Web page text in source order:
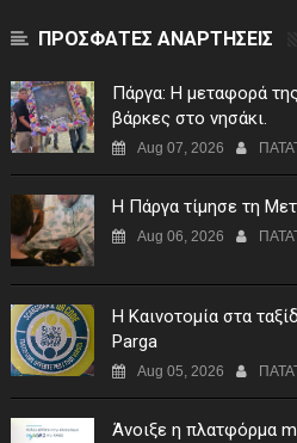
ΠΡΟΣΦΑΤΕΣ ΑΝΑΡΤΗΣΕΙΣ
Πάργα: Η μεταφορά
βάρκες στο νησάκι.
Aug 07, 2026
Η Πάργα τίμησε τη
Aug 06, 2026
Η Καινοτομία στα
Parga
Aug 05, 2026
Άνοιξε η πλατφόρμα